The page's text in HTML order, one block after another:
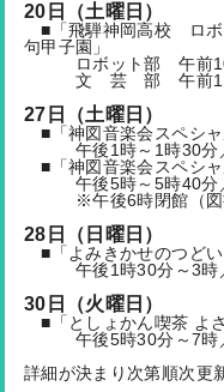
20日（土曜日）
■「飛騨神岡高校 ロボ
句甲子園」
ロボット部 午前10
文 芸 部 午前11
27日（土曜日）
■「神図音楽会スペシ
午後1時～1時30分
■「神図音楽会スペシ
午後5時～5時40分
※午後6時閉館（図書
28日（日曜日）
■「よみきかせのつどい
午後1時30分～3時
30日（火曜日）
■「としょかん喫茶 よさ
午後5時30分～7時／
詳細が決まり次第順次更